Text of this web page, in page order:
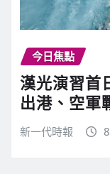
今日焦點
漢光演習
出港、空軍
新一代時報